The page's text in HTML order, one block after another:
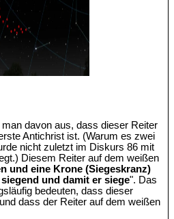
davon aus, dass dieser Reiter
Antichrist ist. (Warum es zwei
nicht zuletzt im Diskurs 86 mit
Diesem Reiter auf dem weißen
und eine Krone (Siegeskranz)
siegend und damit er siege". Das
bedeuten, dass dieser
dass der Reiter auf dem weißen